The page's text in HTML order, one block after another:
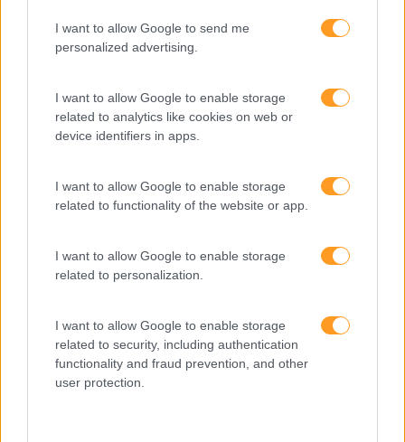
I want to allow Google to send me
personalized advertising.
I want to allow Google to enable storage
related to analytics like cookies on web or
device identifiers in apps.
I want to allow Google to enable storage
related to functionality of the website or app.
I want to allow Google to enable storage
related to personalization.
I want to allow Google to enable storage
related to security, including authentication
functionality and fraud prevention, and other
user protection.
Interculturalidade
Keep In Mind
Mudança
Pessoas
Recursos Humanos
Sem Categoria
Sustentabilidade